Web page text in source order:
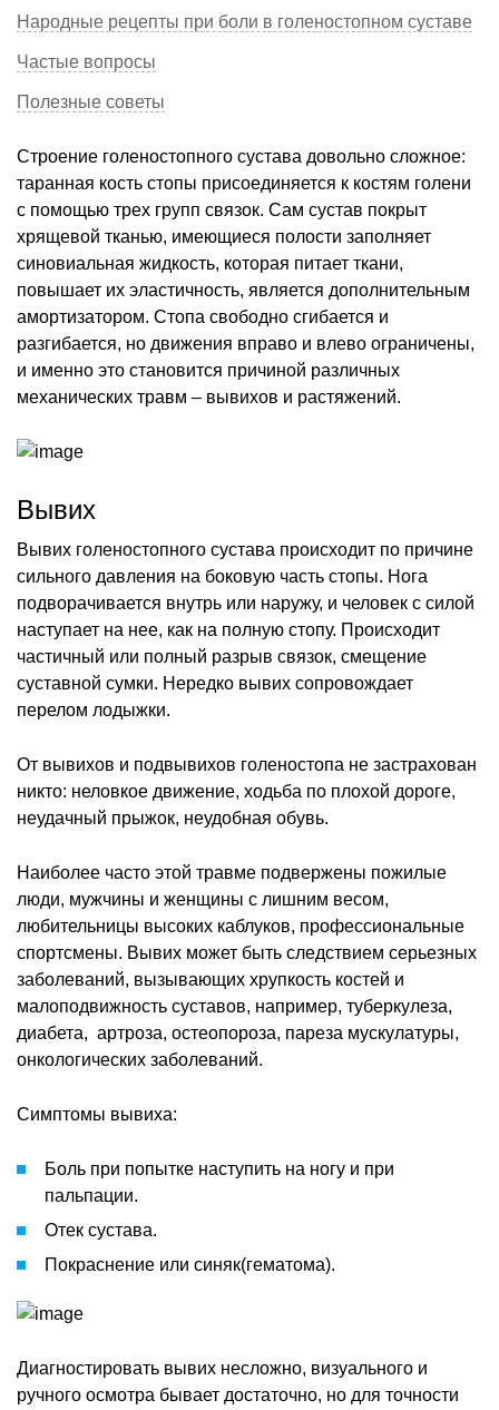
Народные рецепты при боли в голеностопном суставе
Частые вопросы
Полезные советы
Строение голеностопного сустава довольно сложное:
таранная кость стопы присоединяется к костям голени
с помощью трех групп связок. Сам сустав покрыт
хрящевой тканью, имеющиеся полости заполняет
синовиальная жидкость, которая питает ткани,
повышает их эластичность, является дополнительным
амортизатором. Стопа свободно сгибается и
разгибается, но движения вправо и влево ограничены,
и именно это становится причиной различных
механических травм – вывихов и растяжений.
Вывих
Вывих голеностопного сустава происходит по причине
сильного давления на боковую часть стопы. Нога
подворачивается внутрь или наружу, и человек с силой
наступает на нее, как на полную стопу. Происходит
частичный или полный разрыв связок, смещение
суставной сумки. Нередко вывих сопровождает
перелом лодыжки.
От вывихов и подвывихов голеностопа не застрахован
никто: неловкое движение, ходьба по плохой дороге,
неудачный прыжок, неудобная обувь.
Наиболее часто этой травме подвержены пожилые
люди, мужчины и женщины с лишним весом,
любительницы высоких каблуков, профессиональные
спортсмены. Вывих может быть следствием серьезных
заболеваний, вызывающих хрупкость костей и
малоподвижность суставов, например, туберкулеза,
диабета, артроза, остеопороза, пареза мускулатуры,
онкологических заболеваний.
Симптомы вывиха:
Боль при попытке наступить на ногу и при
пальпации.
Отек сустава.
Покраснение или синяк(гематома).
Диагностировать вывих несложно, визуального и
ручного осмотра бывает достаточно, но для точности